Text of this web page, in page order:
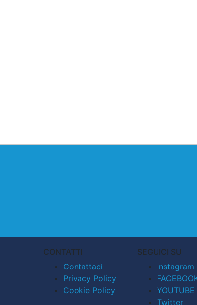
CONTATTI
Contattaci
Privacy Policy
Cookie Policy
SEGUICI SU
Instagram
YOUTUBE
Twitter